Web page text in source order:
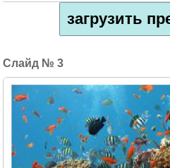
загрузить
3